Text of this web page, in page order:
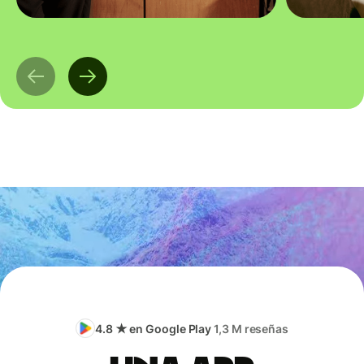
4.8 ★ en Google Play1,3 M reseñas